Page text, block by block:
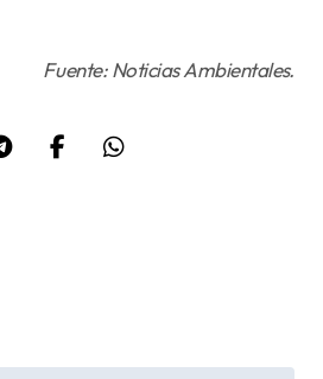
Fuente: Noticias Ambientales.